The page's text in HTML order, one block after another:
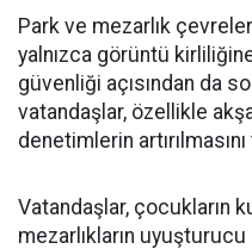
Park ve mezarlık
yalnızca görüntü
güvenliği açısından da
vatandaşlar, özellikle
denetimlerin
Vatandaşlar, çocukların
mezarlıkların uyuşturucu